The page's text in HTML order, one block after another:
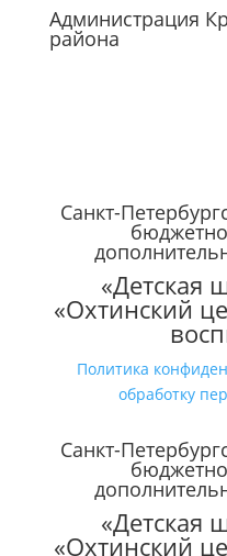
Администрация
района
Санкт-
«Детская
«Охтинский
Политика
обработку
Санкт-
«Детская
«Охтинский